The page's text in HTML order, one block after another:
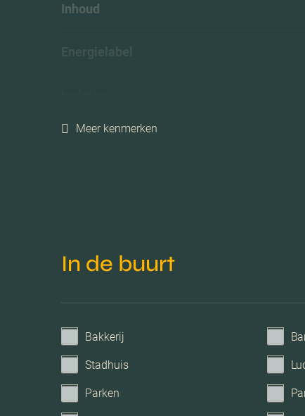
Inhoud
Energielabel
Verwarming
Garage
Meer kenmerken
In de buurt
Bakkerij
Stadhuis
Parken